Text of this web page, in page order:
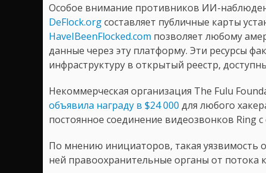
Особое внимание противников ИИ-
DeFlock.orgсоставляет публичные карты
HaveIBeenFlocked.com позволяет любому
данные через эту платформу. Эти ресурсы
инфраструктуру в открытый реестр,
Некоммерческая организация The Fulu
объявила награду в $24 000 для любого
постоянное соединение видеозвонков Ring
По мнению инициаторов, такая
ней правоохранительные органы от потока